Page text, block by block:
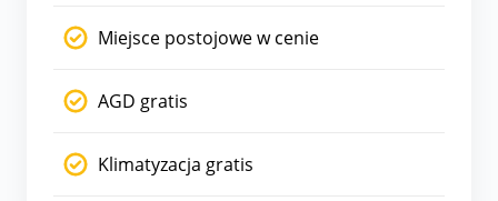
Miejsce postojowe w cenie
AGD gratis
Klimatyzacja gratis